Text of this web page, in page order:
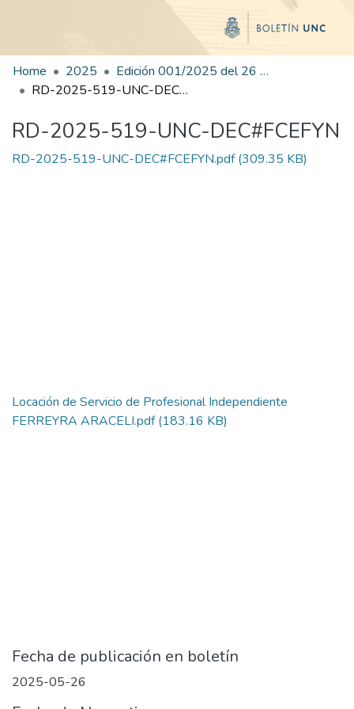
Home 2025
Edición 001/2025 del 26 de mayo de 2025
RD-2025-519-UNC-DEC#FCEFYN
RD-2025-519-UNC-DEC#FCEFYN
RD-2025-519-UNC-DEC#FCEFYN.pdf(309.35 KB)
Locación de Servicio de Profesional Independiente
FERREYRA ARACELI.pdf(183.16 KB)
Fecha de publicación en boletín
2025-05-26